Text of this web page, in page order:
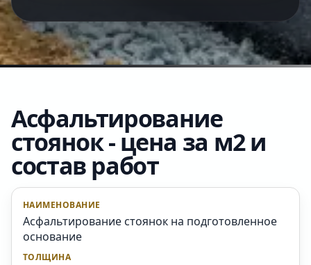
Асфальтирование
стоянок - цена за м2 и
состав работ
Асфальтирование стоянок на подготовленное
основание